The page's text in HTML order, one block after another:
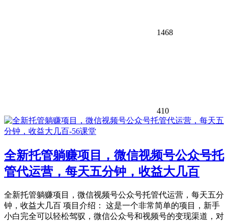
1468
410
全新托管躺赚项目，微信视频号公众号托
管代运营，每天五分钟，收益大几百
全新托管躺赚项目，微信视频号公众号托管代运营，每天五分
钟，收益大几百 项目介绍： 这是一个非常简单的项目，新手
小白完全可以轻松驾驭，微信公众号和视频号的变现渠道，对